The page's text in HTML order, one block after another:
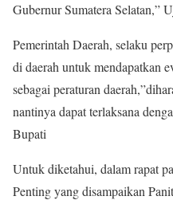
Gubernur Sumatera Selatan,”
Pemerintah Daerah, selaku
di daerah untuk mendapatkan
sebagai peraturan
nantinya dapat terlaksana
Bupati
Untuk diketahui, dalam rapat
Penting yang disampaikan